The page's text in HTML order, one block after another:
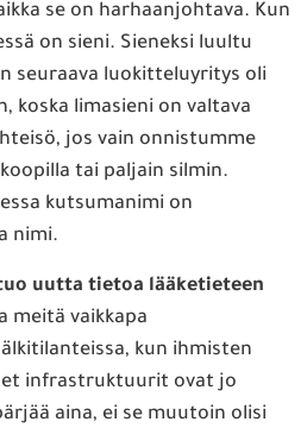
se on harhaanjohtava. Kun
on sieni. Sieneksi luultu
seuraava luokitteluyritys oli
koska limasieni on valtava
jos vain onnistumme
tai paljain silmin.
kutsumanimi on
nimi.
uutta tietoa lääketieteen
meitä vaikkapa
kun ihmisten
infrastruktuurit ovat jo
aina, ei se muutoin olisi